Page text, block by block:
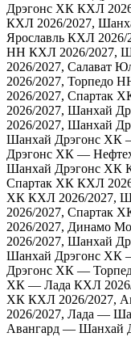
Дрэгонс ХК КХЛ
КХЛ 2026/2027,
Ярославль КХЛ 2026/
НН КХЛ 2026/2027,
2026/2027, Салават
2026/2027, Торпедо
2026/2027, Спартак
2026/2027, Шанхай
2026/2027, Шанхай
Шанхай Дрэгонс
Дрэгонс ХК —
Шанхай Дрэгонс ХК
Спартак ХК КХЛ
ХК КХЛ 2026/2027,
2026/2027, Спартак
2026/2027, Динамо
2026/2027, Шанхай
Шанхай Дрэгонс
Дрэгонс ХК —
ХК — Лада КХЛ
ХК КХЛ 2026/2027,
2026/2027, Лада —
Авангард — Шанхай